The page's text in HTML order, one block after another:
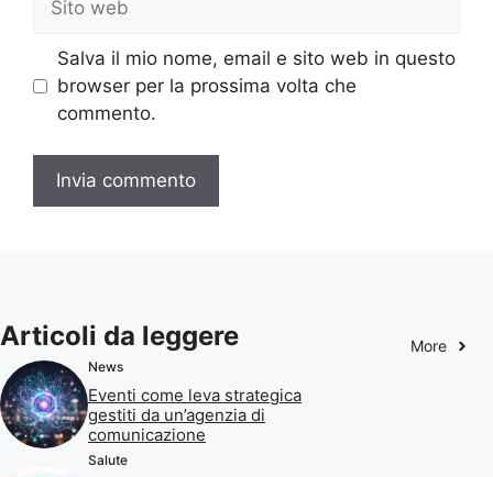
web
Salva il mio nome, email e sito web in questo
browser per la prossima volta che
commento.
Articoli da leggere More
News
Eventi come leva strategica
gestiti da un’agenzia di
comunicazione
Salute